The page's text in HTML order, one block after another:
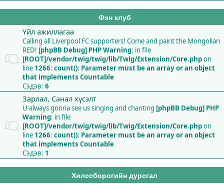
Фэн клуб
Үйл ажиллагаа
Calling all Liverpool FC supporters! Come and paint the Mongolian
RED! [phpBB Debug] PHP Warning: in file
[ROOT]/vendor/twig/twig/lib/Twig/Extension/Core.phpon
line 1266: count(): Parameter must be an array or an object
that implements Countable
Сэдэв: 6
Зарлал, Санал хүсэлт
U always gonna see us singing and chanting [phpBB Debug] PHP
Warning: in file
[ROOT]/vendor/twig/twig/lib/Twig/Extension/Core.phpon
line 1266: count(): Parameter must be an array or an object
that implements Countable
Сэдэв: 1
Хилссборогийн дурсгал